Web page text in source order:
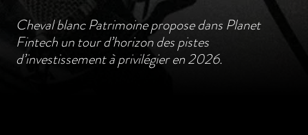
Cheval blanc Patrimoine propose dans Planet
Fintech un tour d’horizon des pistes
d’investissement à privilégier en 2026.